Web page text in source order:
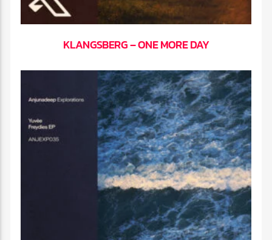
KLANGSBERG – ONE MORE DAY